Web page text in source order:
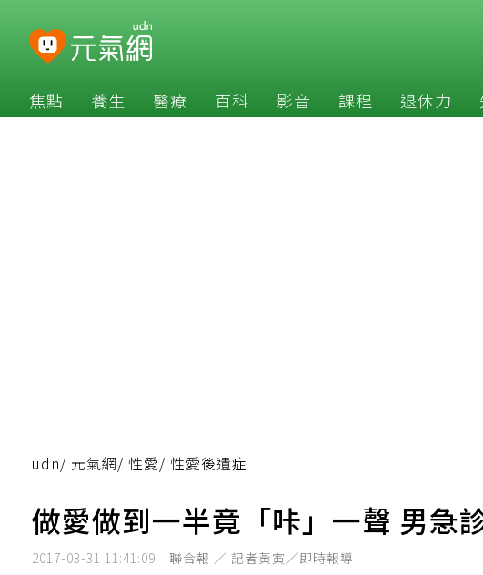
焦點 養生 醫療 百科 影音 課程 退休力
udn/ 元氣網/ 性愛/ 性愛後遺症
做愛做到一半竟「咔」一聲 男急
2017-03-31 11:41:09 聯合報 ／ 記者黃寅╱即時報導